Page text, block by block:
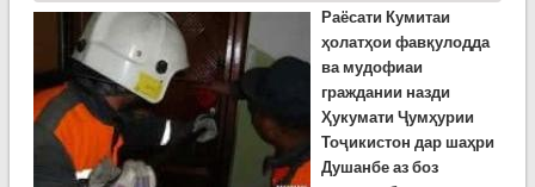
Раёсати Кумитаи
ҳолатҳои фавқулодда
ва мудофиаи
граждании назди
Ҳукумати Ҷумҳурии
Тоҷикистон дар шаҳри
Душанбе аз боз